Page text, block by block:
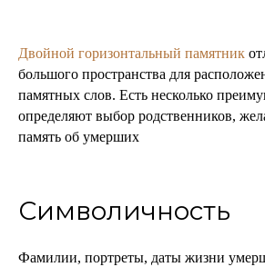
Двойной горизонтальный памятник
большого пространства для
памятных слов. Есть несколько
определяют выбор родственников,
память об умерших
Символичность
Фамилии, портреты, даты жизни